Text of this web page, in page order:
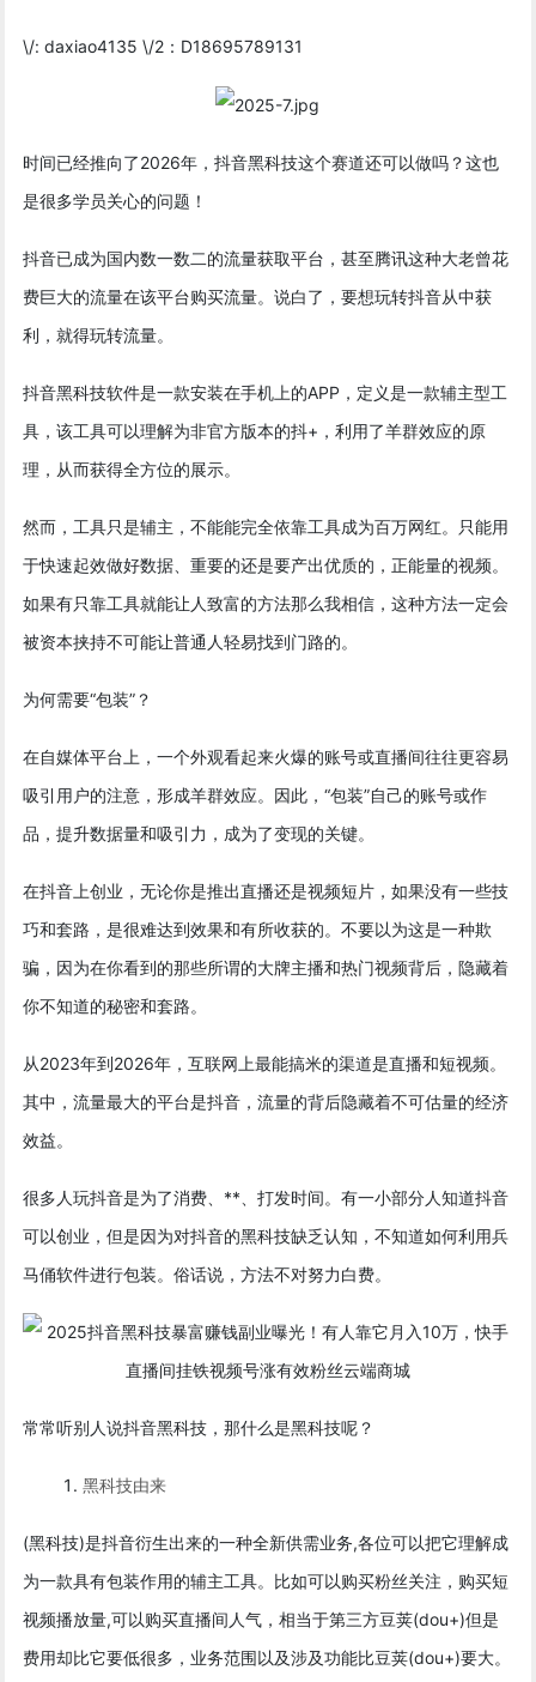
\/: daxiao4135 \/2：D18695789131
时间已经推向了2026年，抖音黑科技这个赛道还可以做吗？这也
是很多学员关心的问题！
抖音已成为国内数一数二的流量获取平台，甚至腾讯这种大老曾花
费巨大的流量在该平台购买流量。说白了，要想玩转抖音从中获
利，就得玩转流量。
抖音黑科技软件是一款安装在手机上的APP，定义是一款辅主型工
具，该工具可以理解为非官方版本的抖+，利用了羊群效应的原
理，从而获得全方位的展示。
然而，工具只是辅主，不能能完全依靠工具成为百万网红。只能用
于快速起效做好数据、重要的还是要产出优质的，正能量的视频。
如果有只靠工具就能让人致富的方法那么我相信，这种方法一定会
被资本挟持不可能让普通人轻易找到门路的。
为何需要“包装”？
在自媒体平台上，一个外观看起来火爆的账号或直播间往往更容易
吸引用户的注意，形成羊群效应。因此，“包装”自己的账号或作
品，提升数据量和吸引力，成为了变现的关键。
在抖音上创业，无论你是推出直播还是视频短片，如果没有一些技
巧和套路，是很难达到效果和有所收获的。不要以为这是一种欺
骗，因为在你看到的那些所谓的大牌主播和热门视频背后，隐藏着
你不知道的秘密和套路。
从2023年到2026年，互联网上最能搞米的渠道是直播和短视频。
其中，流量最大的平台是抖音，流量的背后隐藏着不可估量的经济
效益。
很多人玩抖音是为了消费、**、打发时间。有一小部分人知道抖音
可以创业，但是因为对抖音的黑科技缺乏认知，不知道如何利用兵
马俑软件进行包装。俗话说，方法不对努力白费。
常常听别人说抖音黑科技，那什么是黑科技呢？
黑科技由来
(黑科技)是抖音衍生出来的一种全新供需业务,各位可以把它理解成
为一款具有包装作用的辅主工具。比如可以购买粉丝关注，购买短
视频播放量,可以购买直播间人气，相当于第三方豆荚(dou+)但是
费用却比它要低很多，业务范围以及涉及功能比豆荚(dou+)要大。